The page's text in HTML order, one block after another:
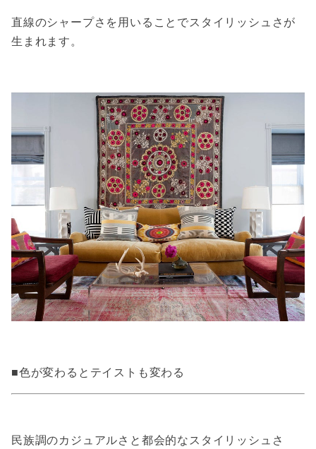
直線のシャープさを用いることでスタイリッシュさが
生まれます。
■色が変わるとテイストも変わる
民族調のカジュアルさと都会的なスタイリッシュさ